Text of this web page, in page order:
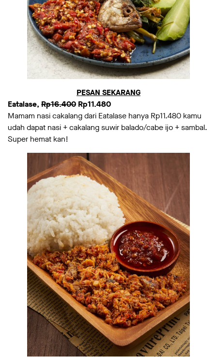
PESAN SEKARANG
Eatalase, Rp16.400 Rp11.480
Mamam nasi cakalang dari Eatalase hanya Rp11.480 kamu
udah dapat nasi + cakalang suwir balado/cabe ijo + sambal.
Super hemat kan!